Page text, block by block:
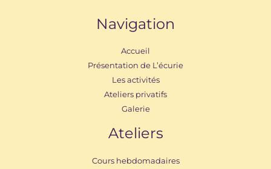
Navigation
Accueil
Présentation de L’écurie
Les activités
Ateliers privatifs
Galerie
Ateliers
Cours hebdomadaires